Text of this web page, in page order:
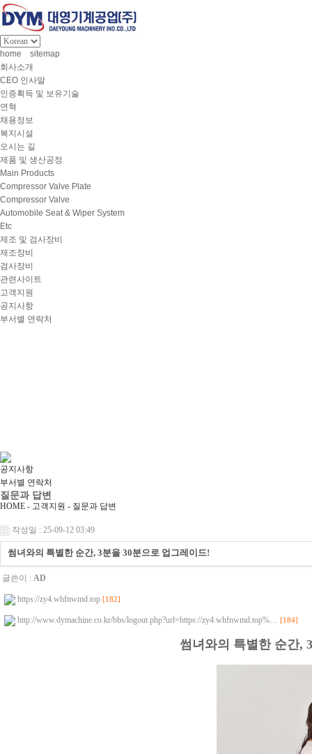
home
sitemap
회사소개
CEO 인사말
인증획득 및 보유기술
연혁
채용정보
복지시설
오시는 길
제품 및 생산공정
Main Products
Compressor Valve Plate
Compressor Valve
Automobile Seat & Wiper System
Etc
제조 및 검사장비
제조장비
검사장비
관련사이트
고객지원
공지사항
부서별 연락처
공지사항
부서별 연락처
질문과 답변
HOME - 고객지원 - 질문과 답변
작성일 : 25-09-12 03:49
썸녀와의 특별한 순간, 3분을 30분으로 업그레이드!
글쓴이 : AD
https://zy4.whfnwmd.top [182]
http://www.dymachine.co.kr/bbs/logout.php?url=https://zy4.whfnwmd.top%… [184]
썸녀와의 특별한 순간,